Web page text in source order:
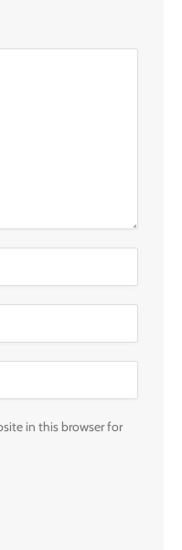
in this browser for